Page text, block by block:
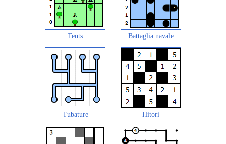
Tents Battaglia navale
Tubature Hitori